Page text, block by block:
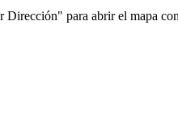
Dirección" para abrir el mapa